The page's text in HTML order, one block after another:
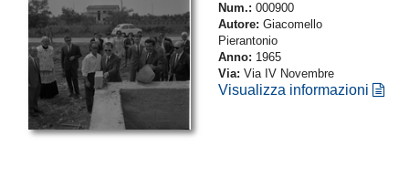
Num.: 000900
Autore: Giacomello
Pierantonio
Anno: 1965
Via: Via IV Novembre
Visualizza informazioni